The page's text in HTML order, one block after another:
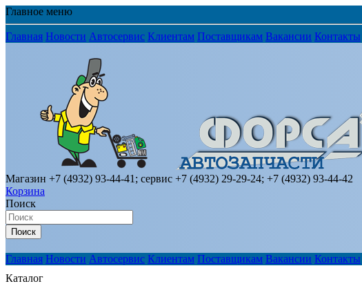
Главное меню
Главная Новости Автосервис Клиентам Поставщикам Вакансии Контакты
Магазин +7 (4932) 93-44-41; сервис +7 (4932) 29-29-24; +7 (4932) 93-44-42
Корзина
Поиск
Поиск
Главная Новости Автосервис Клиентам Поставщикам Вакансии Контакты
Каталог